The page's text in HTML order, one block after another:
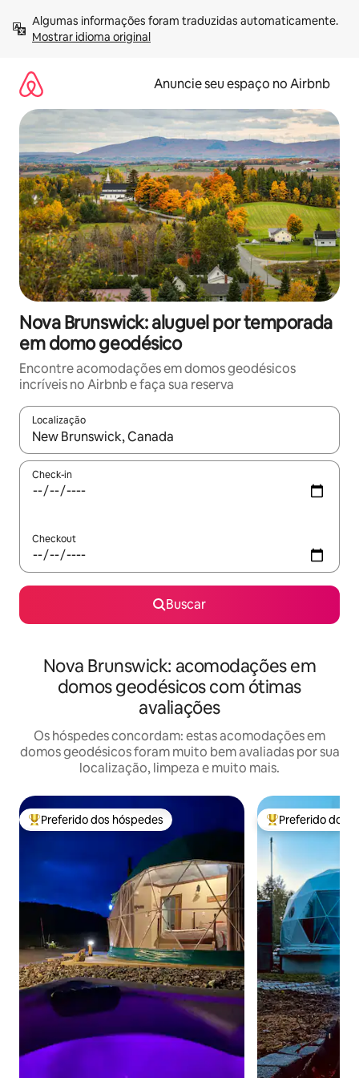
para
Mostrar idioma original
Anuncie seu espaço no Airbnb
Nova Brunswick: aluguel por temporada
em domo geodésico
Encontre acomodações em domos geodésicos
incríveis no Airbnb e faça sua reserva
Localização
Quando os resultados estiverem disponíveis, explore-os
Check-in
Checkout
Buscar
Nova Brunswick: acomodações em
domos geodésicos com ótimas
avaliações
Os hóspedes concordam: estas acomodações em
domos geodésicos foram muito bem avaliadas por sua
localização, limpeza e muito mais.
Entre os melhores preferidos dos hóspedes
Preferido dos hóspedes Entre os
Preferido dos